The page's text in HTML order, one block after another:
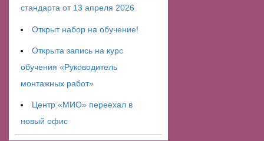
стандарта от 13 апреля 2026
Открыт набор на обучение!
Открыта запись на курс
обучения «Руководитель
монтажных работ»
Центр «МИО» переехал в
новый офис